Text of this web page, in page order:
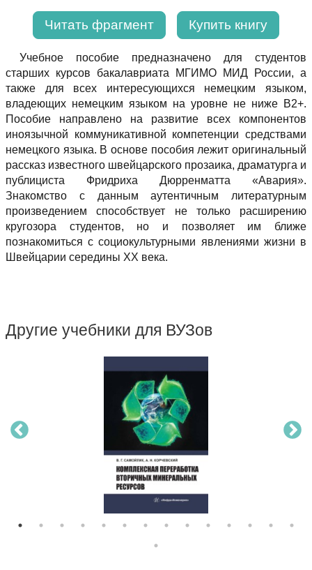
Читать фрагмент Купить книгу
Учебное пособие предназначено для студентов
старших курсов бакалавриата МГИМО МИД России, а
также для всех интересующихся немецким языком,
владеющих немецким языком на уровне не ниже В2+.
Пособие направлено на развитие всех компонентов
иноязычной коммуникативной компетенции средствами
немецкого языка. В основе пособия лежит оригинальный
рассказ известного швейцарского прозаика, драматурга и
публициста Фридриха Дюрренматта «Авария».
Знакомство с данным аутентичным литературным
произведением способствует не только расширению
кругозора студентов, но и позволяет им ближе
познакомиться с социокультурными явлениями жизни в
Швейцарии середины ХХ века.
Другие учебники для ВУЗов